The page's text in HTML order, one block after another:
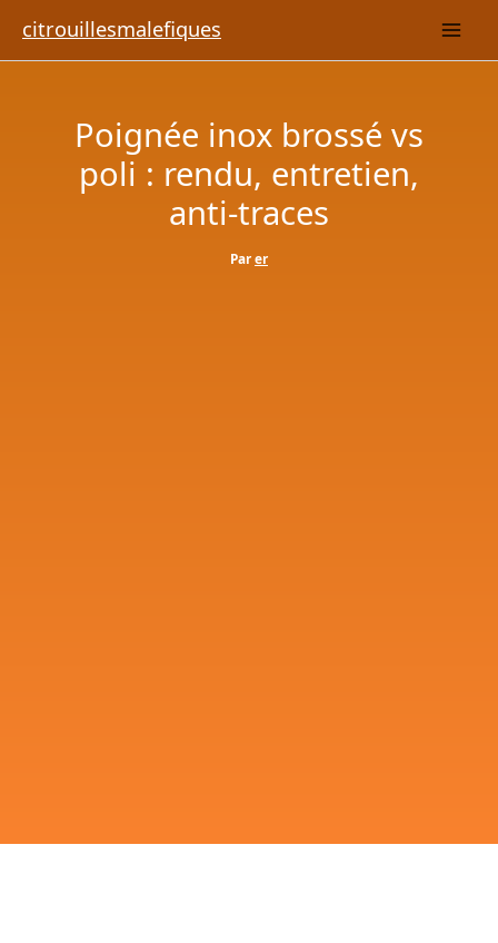
contenu
citrouillesmalefiques
Poignée inox brossé vs
poli : rendu, entretien,
anti-traces
Parer